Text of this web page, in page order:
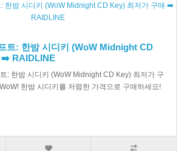
트: 한밤 시디키 (WoW Midnight CD
➡️ RAIDLINE
: 한밤 시디키 (WoW Midnight CD Key) 최저가 구
한밤 시디키를 저렴한 가격으로 구매하세요!